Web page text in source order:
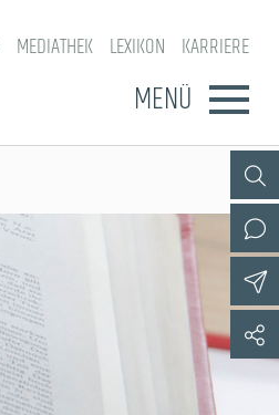
MEDIATHEK LEXIKON KARRIERE
MENÜ